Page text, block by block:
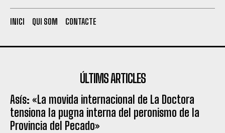
INICI QUI SOM CONTACTE
ÚLTIMS ARTICLES
Asís: «La movida internacional de La Doctora
tensiona la pugna interna del peronismo de la
Provincia del Pecado»